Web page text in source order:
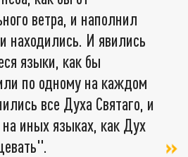
ветра, и наполнил
находились. И явились
языки, как бы
по одному на каждом
все Духа Святаго, и
на иных языках, как Дух